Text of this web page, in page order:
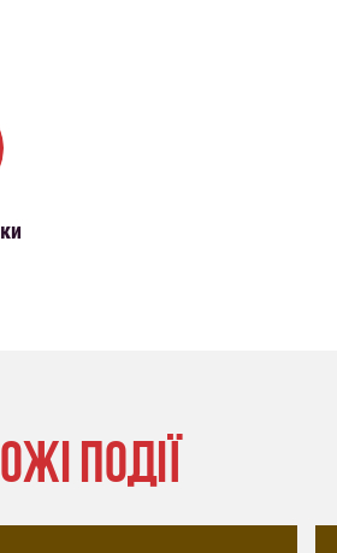
ПОДІЇ